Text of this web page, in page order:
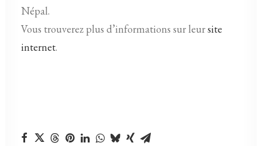
Népal.
Vous trouverez plus d’informations sur leursite
internet.